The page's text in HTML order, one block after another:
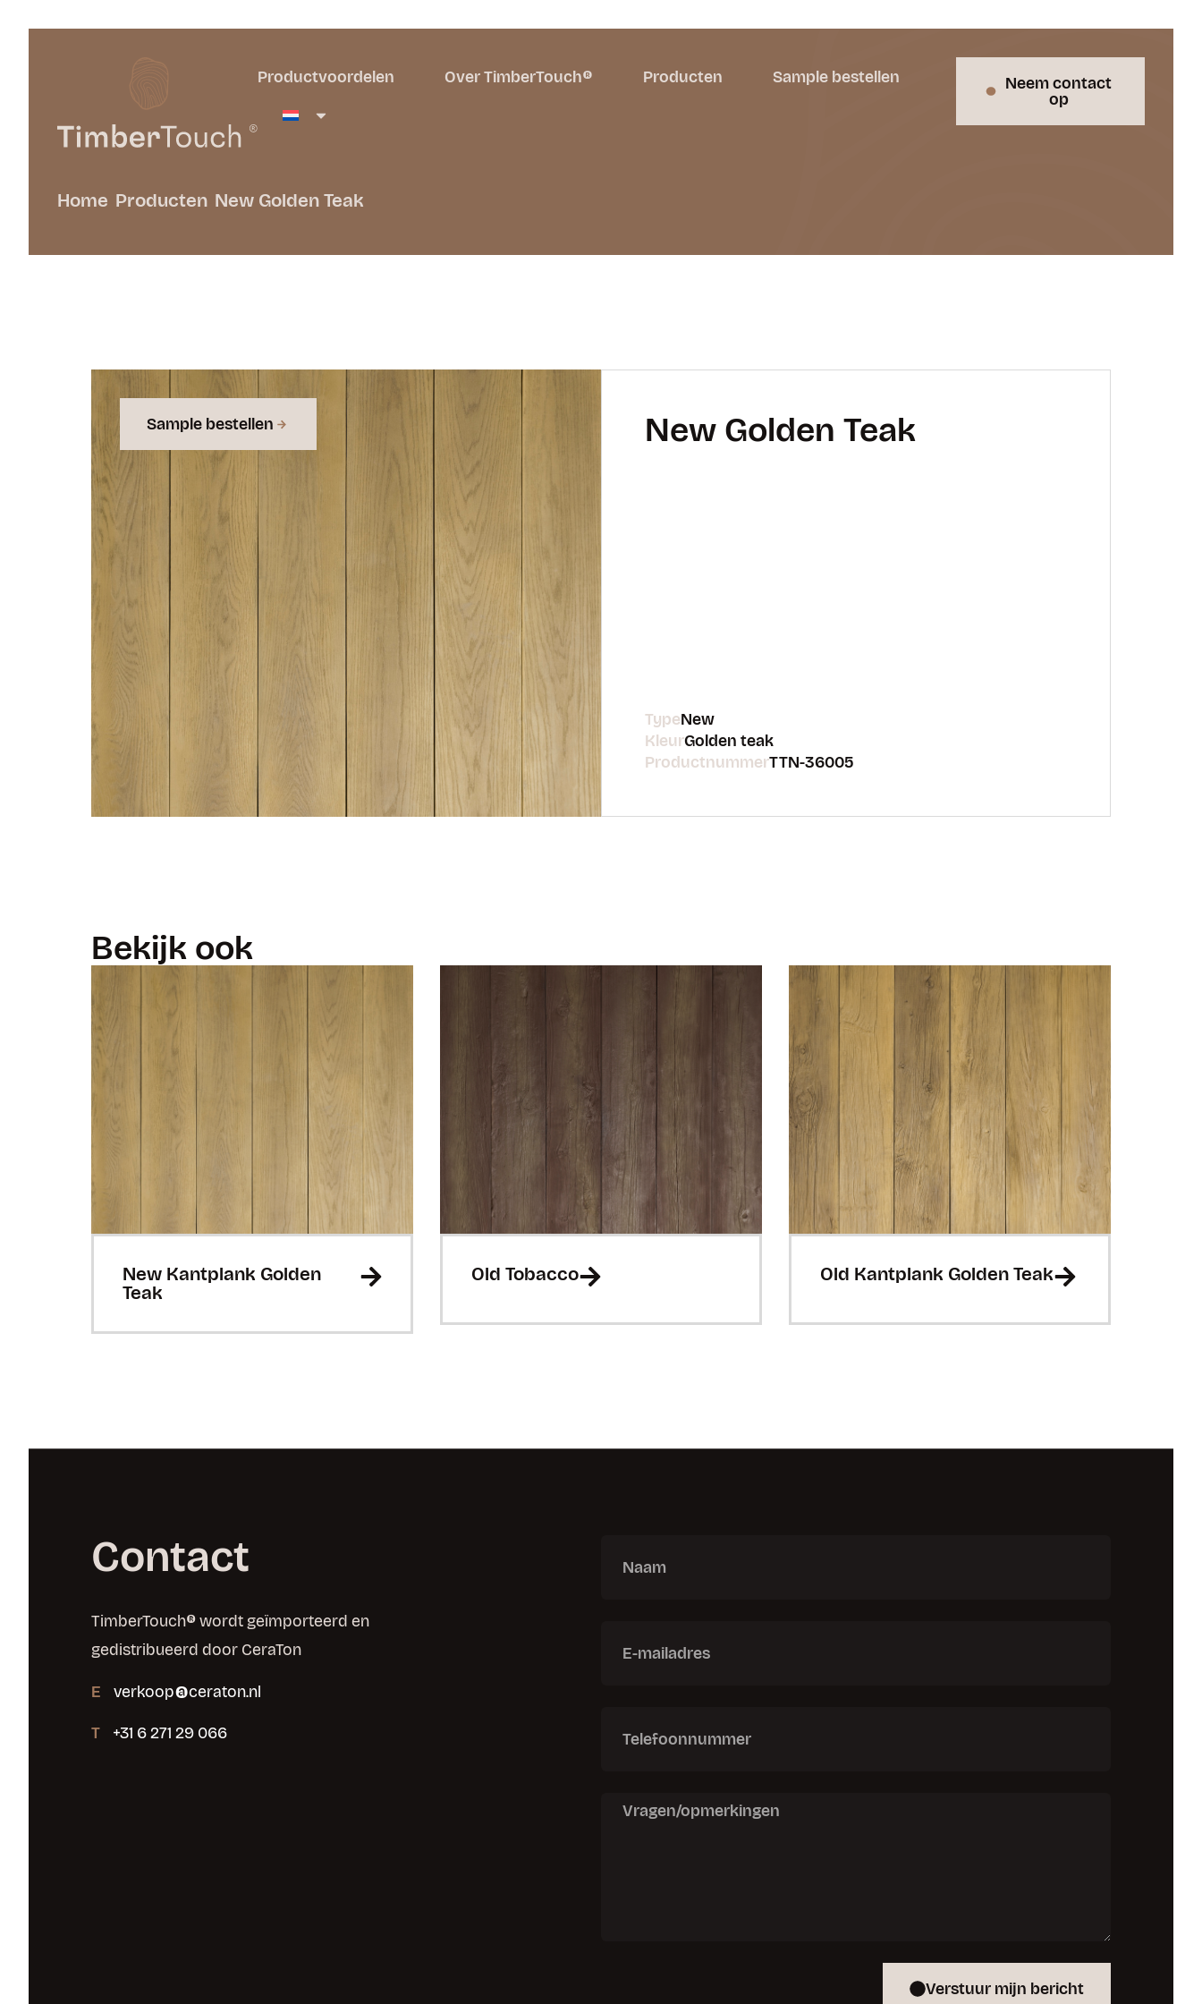
Productvoordelen Over TimberTouch® Producten Sample bestellen
Neem contact
op
Home Producten New Golden Teak
Sample bestellen New Golden Teak
TypeNew
KleurGolden teak
ProductnummerTTN-36005
Bekijk ook
New Kantplank Golden
Teak
Old Tobacco Old Kantplank Golden Teak
Contact
TimberTouch® wordt geïmporteerd en
gedistribueerd door CeraTon
E verkoop@ceraton.nl
T +31 6 271 29 066
Verstuur mijn bericht